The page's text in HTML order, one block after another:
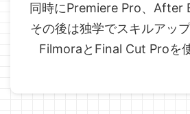
同時にPremiere Pro、After
その後は独学でスキルアッ
FilmoraとFinal Cut Proを